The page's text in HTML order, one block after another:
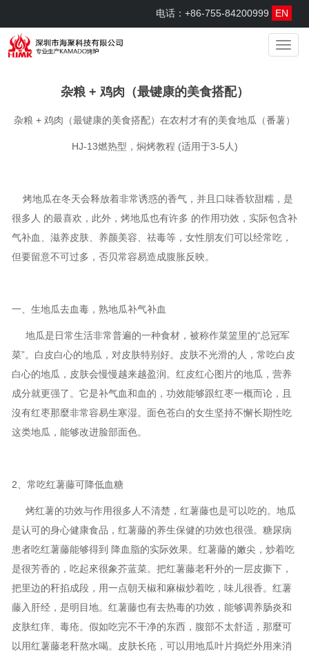
电话：+86-755-84200999 EN
menu
杂粮 + 鸡肉（最键康的美食搭配）
杂粮 + 鸡肉（最键康的美食搭配）在农村才有的美食地瓜（番薯）
HJ-13燃热型，焖烤教程 (适用于3-5人)
烤地瓜在冬天会释放着非常诱惑的香气，并且口味香软甜糯，是
很多人 的最喜欢，此外，烤地瓜也有许多 的作用功效，实际包含补
气补血、滋养皮肤、养颜美容、祛毒等，女性朋友们可以经常吃，
但要留意不可过多，否贝常容易造成腹胀反映。
一、生地瓜去血毒，熟地瓜补气补血
地瓜是日常生活非常普遍的一种食材，被称作菜篮里的“总冠军
菜”。白皮白心的地瓜，对皮肤特别好。皮肤不光滑的人，常吃白皮
白心的地瓜，皮肤会慢慢越来越盈润。红皮红心图片的地瓜，营养
成分就更强了。它是补气血和血的，功效能够跟红枣一概而论，且
沒有红枣那麼非常容易生寒湿。面色苍白的女生坚持不懈长期性吃
这类地瓜，能够改进脸部面色。
2、常吃红薯藤可降低血糖
烤红薯的功效与作用很多人不清楚，红薯藤也是可以吃的。地瓜
是认可的身心健康食品，红薯藤的养生保健的功效也很强。糖尿病
患者吃红薯藤能够得到 降血脂的实际效果。红薯藤的嫩尖，炒着吃
是很芳香的，吃起來很象芥蓝菜。把红薯藤老秆外的一层皮撕下，
把里边的秆掐成段，用一点朝天椒和麻椒炒着吃，味儿很香。红薯
藤入肝经，是明目地。红薯藤也有去热毒的功效，能够调养肠炎和
皮肤红痒、毒疮。假如吃完不干净的东西，腹部不太舒适，那麼可
以用红薯藤老秆熬水喝。皮肤长疮，可以用地瓜叶片捣烂外用来消